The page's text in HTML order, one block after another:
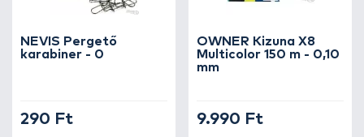
NEVIS Pergető
karabiner - 0
290 Ft
OWNER Kizuna X8
Multicolor 150 m - 0,10
mm
9.990 Ft